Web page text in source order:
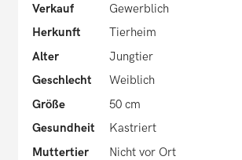
Verkauf
Gewerblich
Herkunft
Tierheim
Alter
Jungtier
Geschlecht
Weiblich
Größe
50 cm
Gesundheit
Kastriert
Muttertier
Nicht vor Ort